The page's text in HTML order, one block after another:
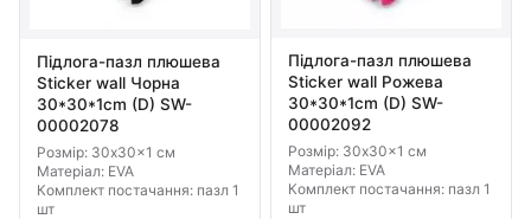
Підлога-пазл плюшева
Sticker wall Чорна
30*30*1cm (D) SW-
00002078
Розмір: 30x30x1 см
Матеріал: EVA
Комплект постачання: пазл 1
шт
Підлога-пазл плюшева
Sticker wall Рожева
30*30*1cm (D) SW-
00002092
Розмір: 30x30x1 см
Матеріал: EVA
Комплект постачання: пазл 1
шт